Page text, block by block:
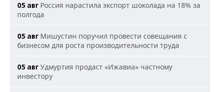
05 авг Россия нарастила экспорт шоколада на 18% за
полгода
05 авг Мишустин поручил провести совещания с
бизнесом для роста производительности труда
05 авг Удмуртия продаст «Ижавиа» частному
инвестору